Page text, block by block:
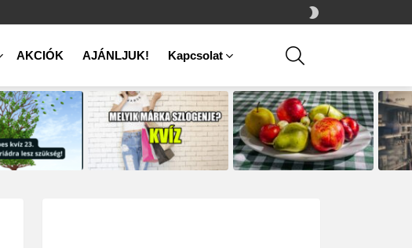
SKIN
AKCIÓK AJÁNLJUK! Kapcsolat